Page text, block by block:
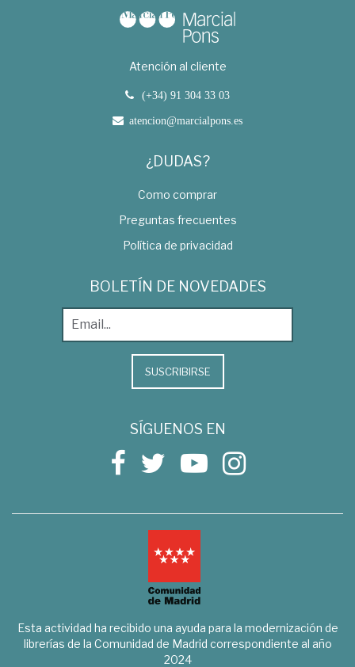
Atención al cliente
(+34) 91 304 33 03
atencion@marcialpons.es
¿DUDAS?
Como comprar
Preguntas frecuentes
Política de privacidad
BOLETÍN DE NOVEDADES
SUSCRIBIRSE
SÍGUENOS EN
Esta actividad ha recibido una ayuda para la modernización de
librerías de la Comunidad de Madrid correspondiente al año
2024